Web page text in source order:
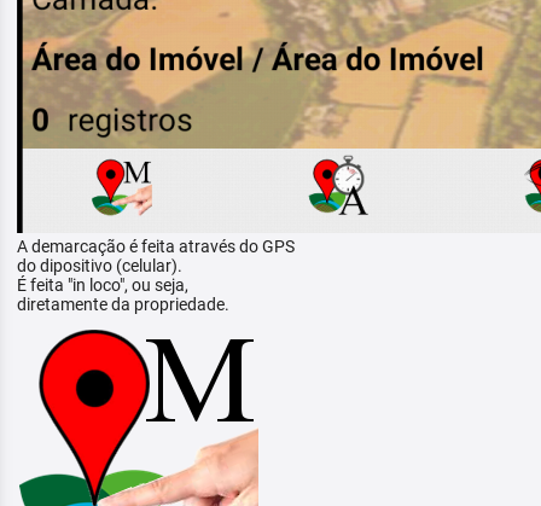
A demarcação é feita através do GPS
do dipositivo (celular).
É feita "in loco", ou seja,
diretamente da propriedade.